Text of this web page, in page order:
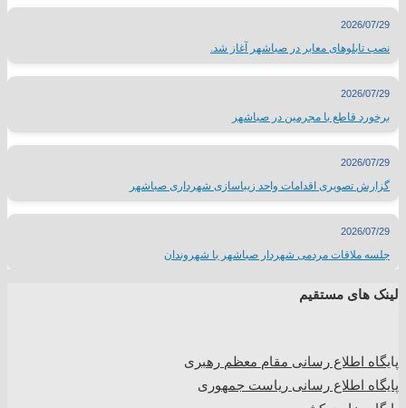
2026/07/29
نصب تابلوهای معابر در صباشهر آغاز شد.
2026/07/29
برخورد قاطع با مجرمین در صباشهر
2026/07/29
گزارش تصویری اقدامات واحد زیباسازی شهرداری صباشهر
2026/07/29
جلسه ملاقات مردمی شهردار صباشهر با شهروندان
لینک های مستقیم
پایگاه اطلاع رسانی مقام معظم رهبری
پایگاه اطلاع رسانی ریاست جمهوری